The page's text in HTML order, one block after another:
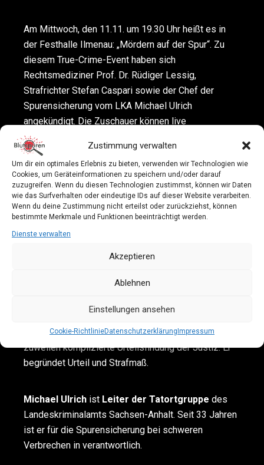
Zustimmung verwalten
Um dir ein optimales Erlebnis zu bieten, verwenden wir Technologien wie
Cookies, um Geräteinformationen zu speichern und/oder darauf
zuzugreifen. Wenn du diesen Technologien zustimmst, können wir Daten
wie das Surfverhalten oder eindeutige IDs auf dieser Website verarbeiten.
Wenn du deine Zustimmung nicht erteilst oder zurückziehst, können
bestimmte Merkmale und Funktionen beeinträchtigt werden.
Dienste verwalten
Akzeptieren
Ablehnen
Einstellungen ansehen
Cookie-RichtlinieDatenschutzerklärung Impressum
Am Mittwoch, den 11.11. um 19.30 Uhr heißt es in
der Festhalle Ilmenau: „Mördern auf der Spur“. Zu
diesem True-Crime-Event haben sich
Rechtsmediziner Prof. Dr. Rüdiger Lessig,
Strafrichter Stefan Caspari sowie der Chef der
Spurensicherung vom LKA Michael Ulrich
angekündigt. Die Zuschauer können live
mitverfolgen, wie die Profis spektakuläre Mordfälle
sezieren. Sie rekonstruieren Tathergänge wie das
Attentat in Halle, ergründen die Psyche der Täter,
begründen Strafmaß und Urteil vor Gericht.
Prof. Dr. Rüdiger Lessig ist Facharzt für
Rechtsmedizin sowie forensischer Zahnarzt und
Richter am Landgericht und urteilt über Mörder,
Vergewaltiger und Betrüger. Er gibt Einblick in die
zuweilen komplizierte Urteilsfindung der Justiz. Er
begründet Urteil und Strafmaß.
Michael Ulrich ist Leiter der Tatortgruppe des
Landeskriminalamts Sachsen-Anhalt. Seit 33 Jahren
ist er für die Spurensicherung bei schweren
Verbrechen in verantwortlich.